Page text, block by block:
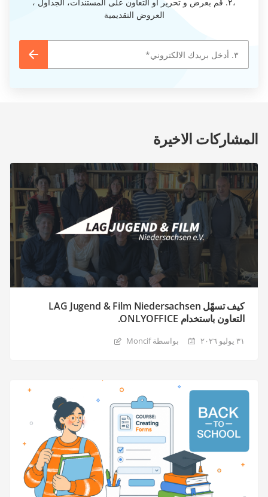
العروض التقديمية
المشاركات الاخيرة
كيف تسهّل LAG Jugend & Film Niedersachsen
التعاون باستخدام ONLYOFFICE.
٣١ يوليو ٢٠٢٦ بواسطة Moncif